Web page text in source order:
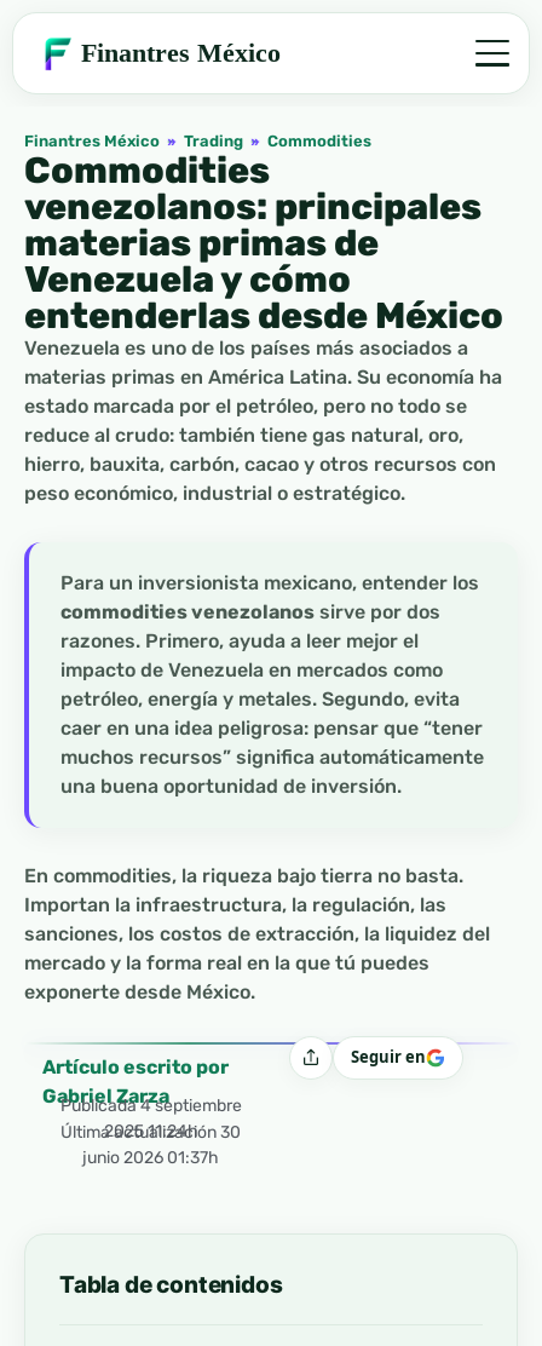
Finantres México
Finantres México » Trading » Commodities
Commodities
venezolanos: principales
materias primas de
Venezuela y cómo
entenderlas desde México
Venezuela es uno de los países más asociados a
materias primas en América Latina. Su economía ha
estado marcada por el petróleo, pero no todo se
reduce al crudo: también tiene gas natural, oro,
hierro, bauxita, carbón, cacao y otros recursos con
peso económico, industrial o estratégico.
Para un inversionista mexicano, entender los
commodities venezolanos sirve por dos
razones. Primero, ayuda a leer mejor el
impacto de Venezuela en mercados como
petróleo, energía y metales. Segundo, evita
caer en una idea peligrosa: pensar que “tener
muchos recursos” significa automáticamente
una buena oportunidad de inversión.
En commodities, la riqueza bajo tierra no basta.
Importan la infraestructura, la regulación, las
sanciones, los costos de extracción, la liquidez del
mercado y la forma real en la que tú puedes
exponerte desde México.
Artículo escrito por
Gabriel Zarza
Publicada 4 septiembre
2025 11:24h
Última actualización 30
junio 2026 01:37h
CompartirSeguir en
Tabla de contenidos